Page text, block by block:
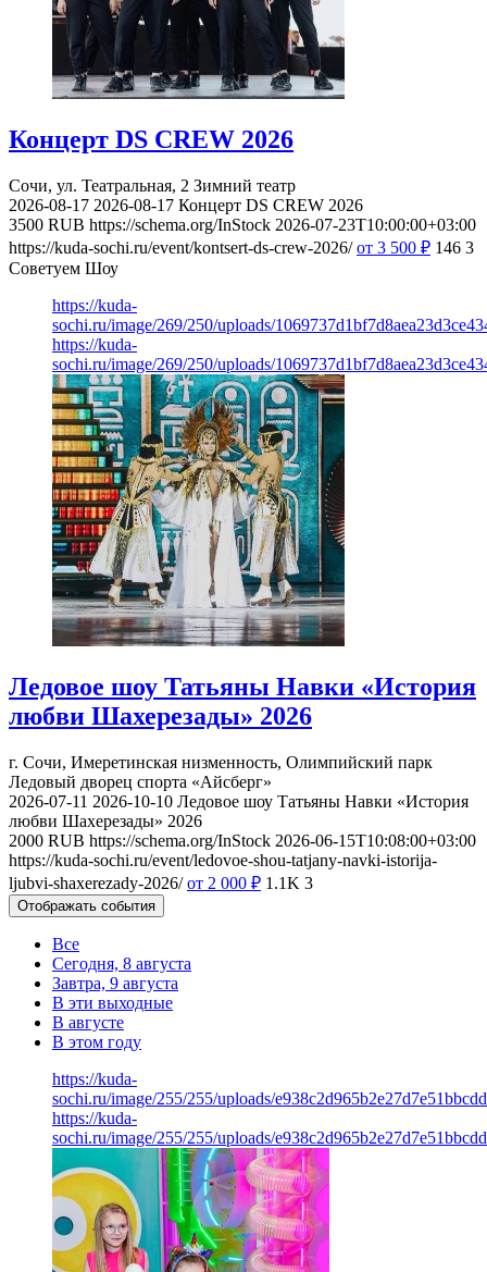
Концерт DS CREW 2026
Сочи, ул. Театральная, 2 Зимний театр
2026-08-17 2026-08-17 Концерт DS CREW 2026
3500 RUB https://schema.org/InStock 2026-07-23T10:00:00+03:00
https://kuda-sochi.ru/event/kontsert-ds-crew-2026/ от 3 500 ₽ 146 3
Советуем Шоу
https://kuda-
sochi.ru/image/269/250/uploads/
https://kuda-
sochi.ru/image/269/250/uploads/
Ледовое шоу Татьяны Навки «История
любви Шахерезады» 2026
г. Сочи, Имеретинская низменность, Олимпийский парк
Ледовый дворец спорта «Айсберг»
2026-07-11 2026-10-10 Ледовое шоу Татьяны Навки «История
любви Шахерезады» 2026
2000 RUB https://schema.org/InStock 2026-06-15T10:08:00+03:00
https://kuda-sochi.ru/event/ledovoe-shou-tatjany-navki-istorija-
ljubvi-shaxerezady-2026/ от 2 000 ₽ 1.1K 3
Отображать события
Все
Сегодня, 8 августа
Завтра, 9 августа
В эти выходные
В августе
В этом году
https://kuda-
sochi.ru/image/255/255/uploads/
https://kuda-
sochi.ru/image/255/255/uploads/